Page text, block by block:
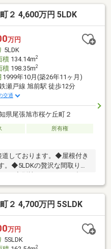
徒歩圏にありながら、周辺
す。前面道路は生活道路で
さいご家庭でも安心な立
分ピアゴ印場店 徒歩19分
学されたいお日にちをお気
２ 4,600万円 5LDK
万円
5LDK
積134.14m2
積198.35m2
1999年10月(築26年11ヶ月)
瀬戸線 旭前駅 徒歩12分
交通
県尾張旭市桜ケ丘町２
所有権
しております。◆屋根付き
。◆5LDKの贅沢な間取りで
可能です。◆閑静な住宅街
とホールがございます。
ンクローゼットなど大容量
（別棟のみ）◆バイクの駐
２ 4,700万円 5SLDK
万円
5SLDK
2